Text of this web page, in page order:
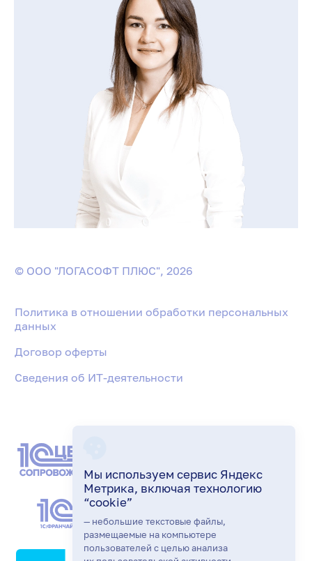
Мы используем сервис Яндекс
Метрика, включая технологию
“cookie”
— небольшие текстовые файлы,
размещаемые на компьютере
пользователей с целью анализа
© ООО "ЛОГАСОФТ ПЛЮС", 2026
Политика в отношении обработки персональных
данных
Договор оферты
Сведения об ИТ-деятельности